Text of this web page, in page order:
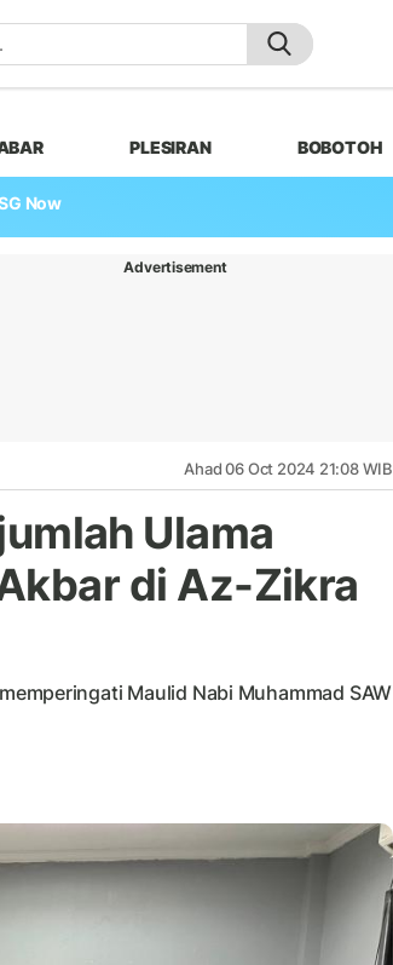
PLESIRAN BOBOTOH
Now
Advertisement
Ahad 06 Oct 2024 21:08 WIB
Ulama
di Az-Zikra
Maulid Nabi Muhammad SAW